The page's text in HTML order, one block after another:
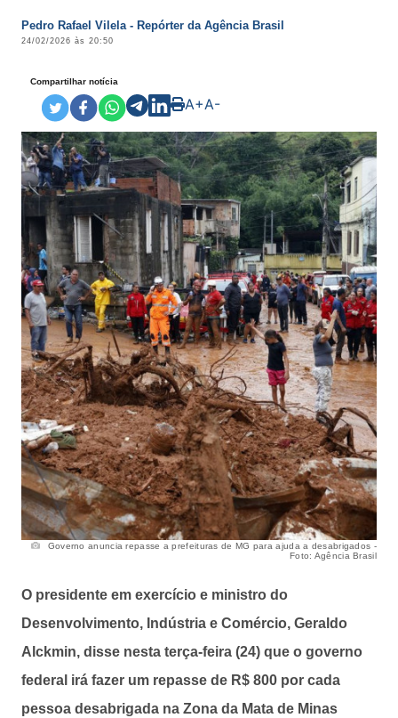
Pedro Rafael Vilela - Repórter da Agência Brasil
24/02/2026 às 20:50
Compartilhar notícia
A+A-
Governo anuncia repasse a prefeituras de MG para ajuda a desabrigados -
Foto: Agência Brasil
O presidente em exercício e ministro do
Desenvolvimento, Indústria e Comércio, Geraldo
Alckmin, disse nesta terça-feira (24) que o governo
federal irá fazer um repasse de R$ 800 por cada
pessoa desabrigada na Zona da Mata de Minas